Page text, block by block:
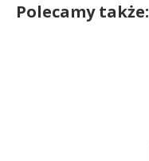
Polecamy także: